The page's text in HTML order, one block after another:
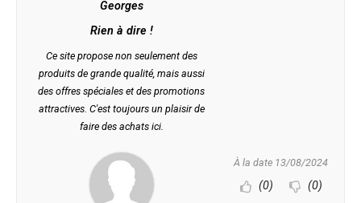
Georges
Rien à dire !
Ce site propose non seulement des
produits de grande qualité, mais aussi
des offres spéciales et des promotions
attractives. C'est toujours un plaisir de
faire des achats ici.
À la date 13/08/2024
(0) (0)